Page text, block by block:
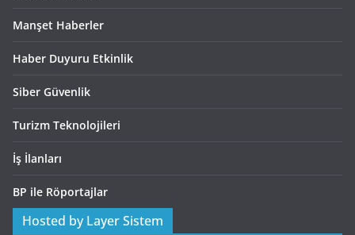
Manşet Haberler
Haber Duyuru Etkinlik
Siber Güvenlik
Turizm Teknolojileri
İş İlanları
BP ile Röportajlar
Hosted by Layer Sistem